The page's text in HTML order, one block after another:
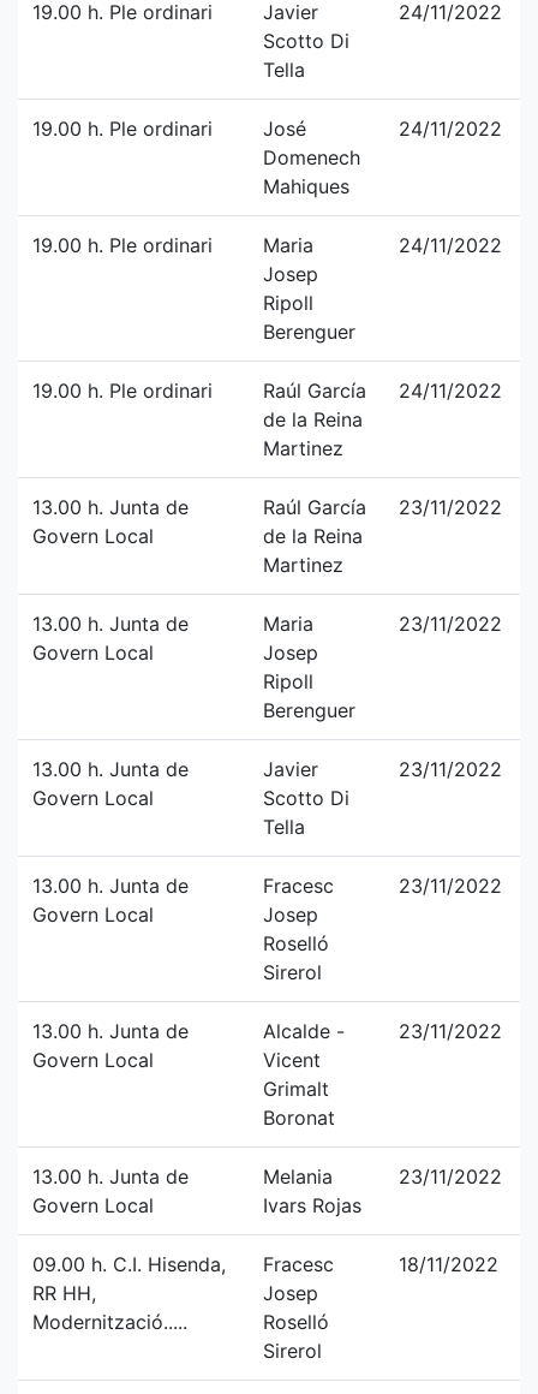
19.00 h. Ple ordinari
Javier
Scotto Di
Tella
24/11/2022
19.00 h. Ple ordinari
José
Domenech
Mahiques
24/11/2022
19.00 h. Ple ordinari
Maria
Josep
Ripoll
Berenguer
24/11/2022
19.00 h. Ple ordinari
Raúl García
de la Reina
Martinez
24/11/2022
13.00 h. Junta de
Govern Local
Raúl García
de la Reina
Martinez
23/11/2022
13.00 h. Junta de
Govern Local
Maria
Josep
Ripoll
Berenguer
23/11/2022
13.00 h. Junta de
Govern Local
Javier
Scotto Di
Tella
23/11/2022
13.00 h. Junta de
Govern Local
Fracesc
Josep
Roselló
Sirerol
23/11/2022
13.00 h. Junta de
Govern Local
Alcalde -
Vicent
Grimalt
Boronat
23/11/2022
13.00 h. Junta de
Govern Local
Melania
Ivars Rojas
23/11/2022
09.00 h. C.I. Hisenda,
RR HH,
Modernització.....
Fracesc
Josep
Roselló
Sirerol
18/11/2022